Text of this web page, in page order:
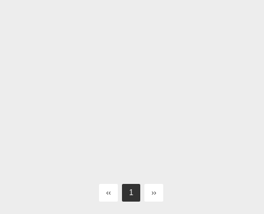
‹‹ 1 ››